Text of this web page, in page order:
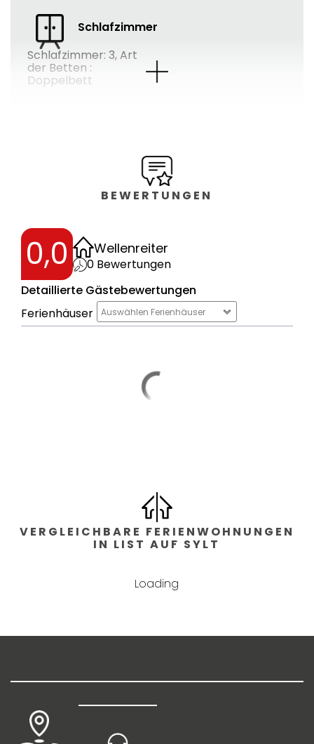
Schlafzimmer
Schlafzimmer: 3,Art
der Betten :
Doppelbett
Wohnfläche
128m2
Lage
BEWERTUNGEN
0,0 Wellenreiter
0 Bewertungen
Detaillierte Gästebewertungen
Ferienhäuser
Auswählen Ferienhäuser
VERGLEICHBARE FERIENWOHNUNGEN
IN LIST AUF SYLT
Loading